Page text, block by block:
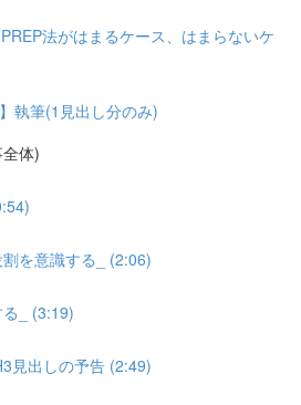
法がはまるケース、はまらないケ
執筆(1見出し分のみ)
体)
を意識する_ (2:06)
_ (3:19)
見出しの予告 (2:49)